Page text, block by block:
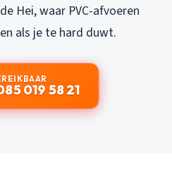
Hei, waar PVC-afvoeren
als je te hard duwt.
019 58 21